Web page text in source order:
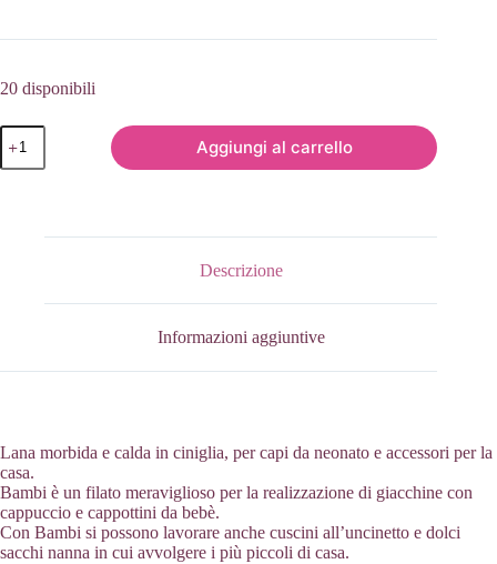
20 disponibili
BAMBI
n.
346
Aggiungi al carrello
Descrizione
Informazioni aggiuntive
Lana morbida e calda in ciniglia, per capi da neonato e accessori per la
casa.
Bambi è un filato meraviglioso per la realizzazione di giacchine con
cappuccio e cappottini da bebè.
Con Bambi si possono lavorare anche cuscini all’uncinetto e dolci
sacchi nanna in cui avvolgere i più piccoli di casa.